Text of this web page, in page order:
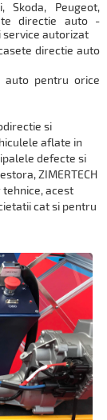
Skoda, Peugeot,
directie auto -
service autorizat
directie auto
auto pentru orice
si
aflate in
defecte si
ZIMERTECH
acest
cat si pentru